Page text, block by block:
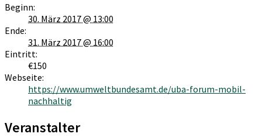
Beginn:
30. März 2017 @ 13:00
Ende:
31. März 2017 @ 16:00
Eintritt:
€150
Webseite:
https://www.umweltbundesamt.de/uba-forum-mobil-
nachhaltig
Veranstalter